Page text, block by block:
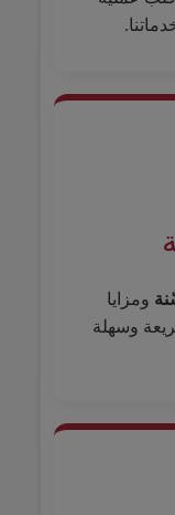
ومزايا
وسهلة